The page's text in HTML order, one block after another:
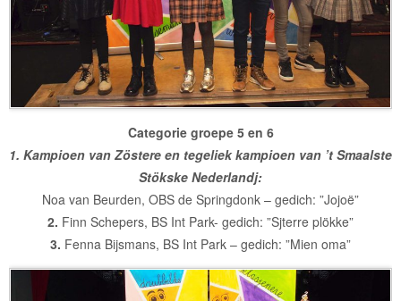
Categorie groepe 5 en 6
1. Kampioen van Zöstere en tegeliek kampioen van ’t Smaalste
Stökske Nederlandj:
Noa van Beurden, OBS de Springdonk – gedich: ”Jojoë”
2. Finn Schepers, BS Int Park- gedich: ”Sjterre plökke”
3. Fenna Bijsmans, BS Int Park – gedich: ”Mien oma”